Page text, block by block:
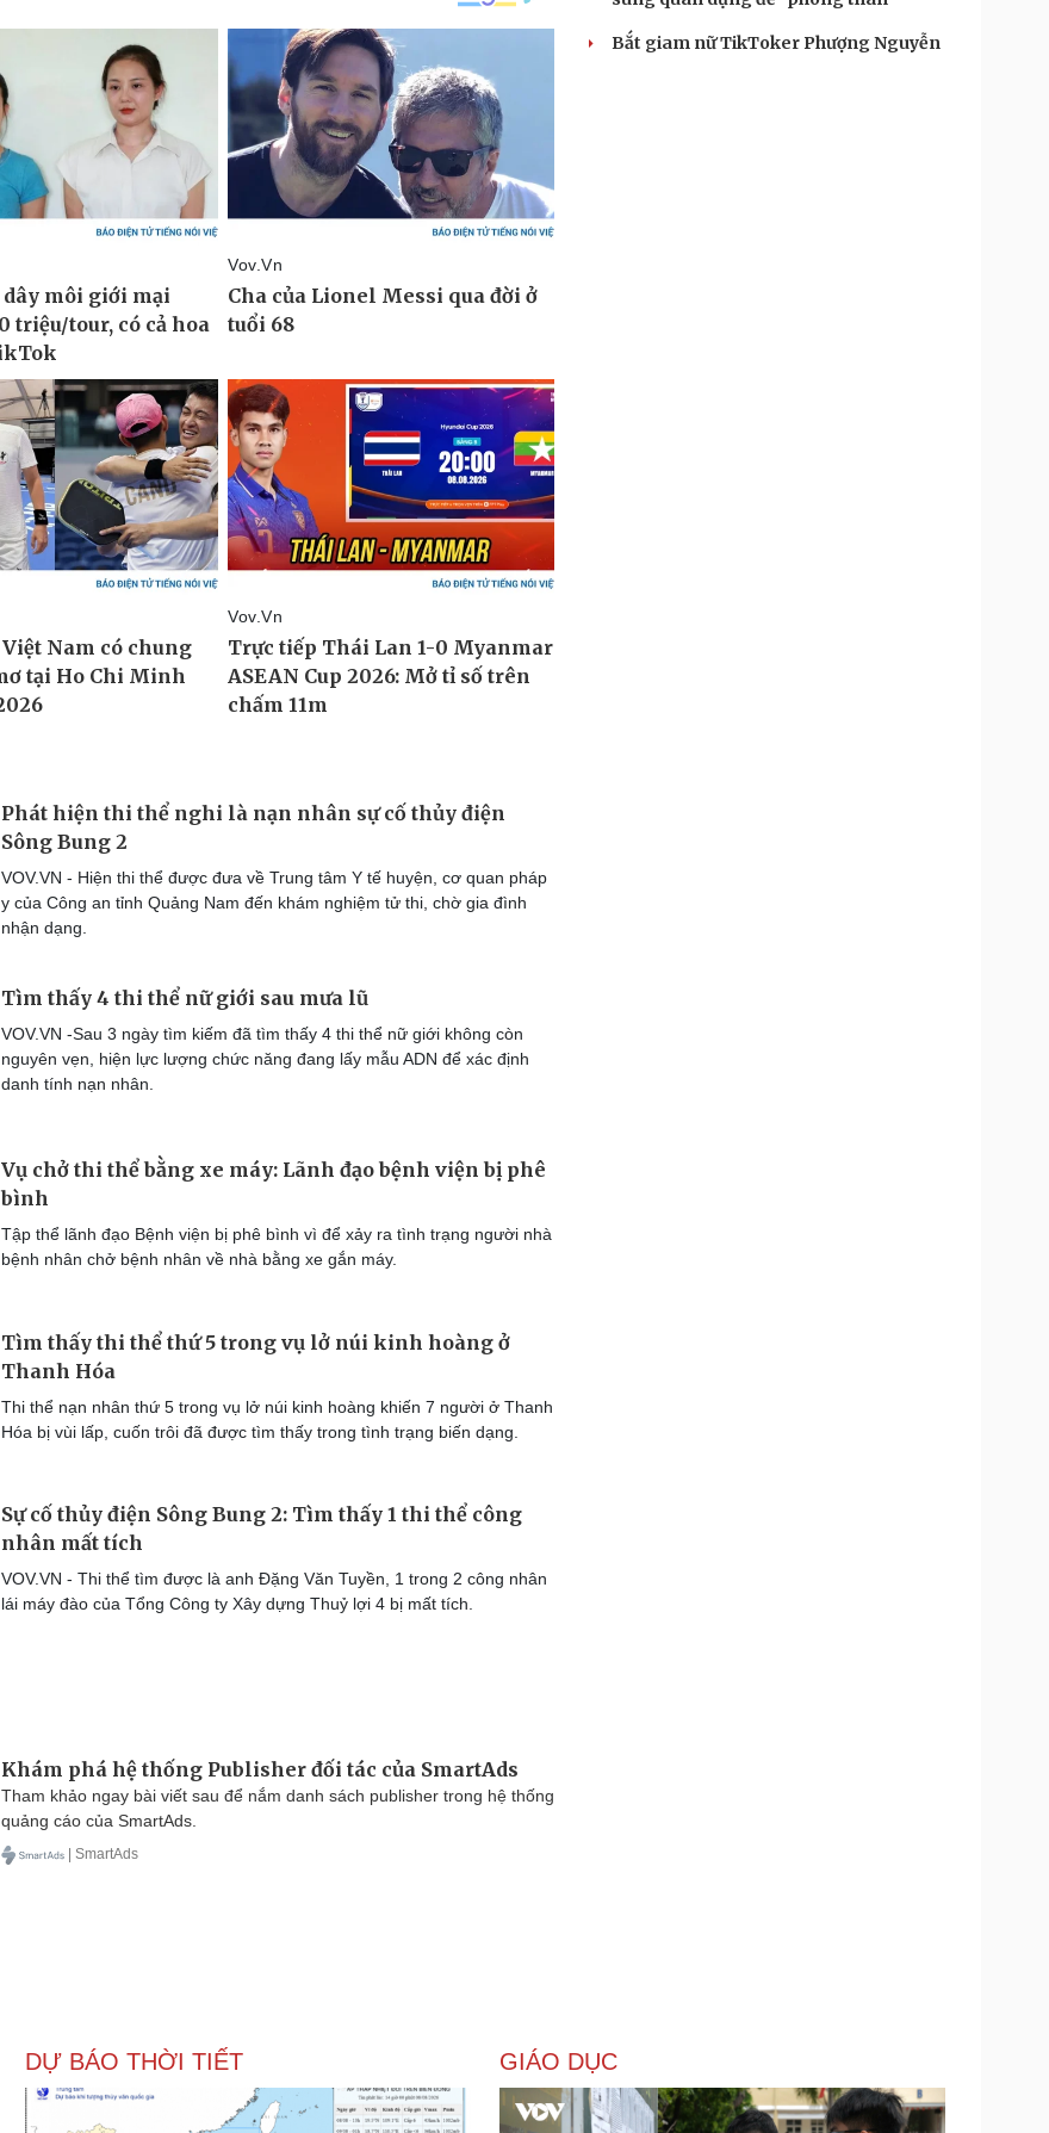
Phát hiện thi thể nghi là nạn nhân sự cố thủy điện
Sông Bung 2
VOV.VN - Hiện thi thể được đưa về Trung tâm Y tế huyện, cơ quan pháp
y của Công an tỉnh Quảng Nam đến khám nghiệm tử thi, chờ gia đình
nhận dạng.
Tìm thấy 4 thi thể nữ giới sau mưa lũ
VOV.VN -Sau 3 ngày tìm kiếm đã tìm thấy 4 thi thể nữ giới không còn
nguyên vẹn, hiện lực lượng chức năng đang lấy mẫu ADN để xác định
danh tính nạn nhân.
Vụ chở thi thể bằng xe máy: Lãnh đạo bệnh viện bị phê
bình
Tập thể lãnh đạo Bệnh viện bị phê bình vì để xảy ra tình trạng người nhà
bệnh nhân chở bệnh nhân về nhà bằng xe gắn máy.
Tìm thấy thi thể thứ 5 trong vụ lở núi kinh hoàng ở
Thanh Hóa
Thi thể nạn nhân thứ 5 trong vụ lở núi kinh hoàng khiến 7 người ở Thanh
Hóa bị vùi lấp, cuốn trôi đã được tìm thấy trong tình trạng biến dạng.
Sự cố thủy điện Sông Bung 2: Tìm thấy 1 thi thể công
nhân mất tích
VOV.VN - Thi thể tìm được là anh Đặng Văn Tuyền, 1 trong 2 công nhân
lái máy đào của Tổng Công ty Xây dựng Thuỷ lợi 4 bị mất tích.
Khám phá hệ thống Publisher đối tác của SmartAds
Tham khảo ngay bài viết sau để nắm danh sách publisher trong hệ thống
quảng cáo của SmartAds.
| SmartAds
Bắt giam nữ TikToker Phượng Nguyễn
DỰ BÁO THỜI TIẾT GIÁO DỤC